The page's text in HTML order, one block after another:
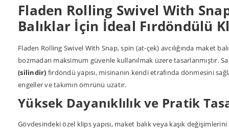
Fladen Rolling Swivel With
Balıklar İçin İdeal Fırdöndülü
Fladen Rolling Swivel With Snap, spin (at-çek) avcılığında maket
bozmadan maksimum güvenle kullanılmak üzere tasarlanmıştır.
(silindir) fırdöndü yapısı, misinanın kendi etrafında dönmesini
engeller ve takımın ömrünü uzatır.
Yüksek Dayanıklılık ve Pratik
Gövdesindeki özel klips yapısı, maket balık veya kaşık